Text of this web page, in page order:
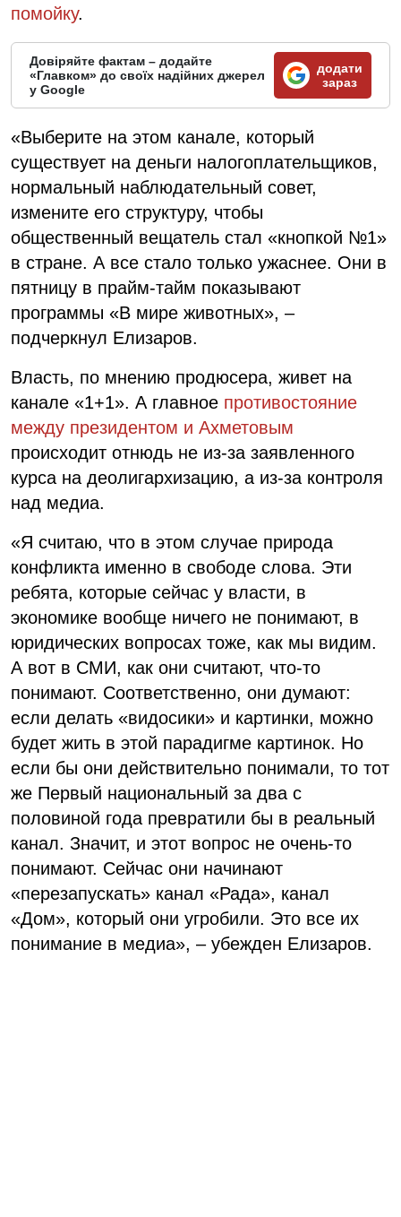
помойку.
Довіряйте фактам – додайте
«Главком» до своїх надійних джерел
у Google
додати
зараз
«Выберите на этом канале, который
существует на деньги налогоплательщиков,
нормальный наблюдательный совет,
измените его структуру, чтобы
общественный вещатель стал «кнопкой №1»
в стране. А все стало только ужаснее. Они в
пятницу в прайм-тайм показывают
программы «В мире животных», –
подчеркнул Елизаров.
Власть, по мнению продюсера, живет на
канале «1+1». А главное противостояние
между президентом и Ахметовым
происходит отнюдь не из-за заявленного
курса на деолигархизацию, а из-за контроля
над медиа.
«Я считаю, что в этом случае природа
конфликта именно в свободе слова. Эти
ребята, которые сейчас у власти, в
экономике вообще ничего не понимают, в
юридических вопросах тоже, как мы видим.
А вот в СМИ, как они считают, что-то
понимают. Соответственно, они думают:
если делать «видосики» и картинки, можно
будет жить в этой парадигме картинок. Но
если бы они действительно понимали, то тот
же Первый национальный за два с
половиной года превратили бы в реальный
канал. Значит, и этот вопрос не очень-то
понимают. Сейчас они начинают
«перезапускать» канал «Рада», канал
«Дом», который они угробили. Это все их
понимание в медиа», – убежден Елизаров.